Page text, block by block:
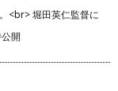
<br> 堀田英仁監督に
開